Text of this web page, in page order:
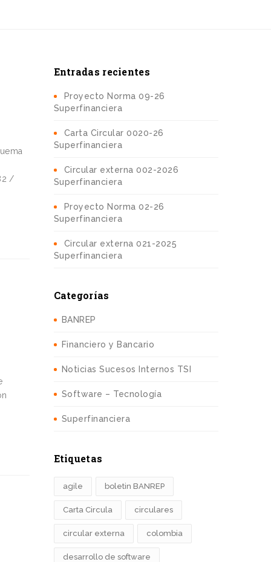
/
Entradas recientes
Proyecto Norma 09-26
Superfinanciera
Carta Circular 0020-26
Superfinanciera
Circular externa 002-2026
Superfinanciera
Proyecto Norma 02-26
Superfinanciera
Circular externa 021-2025
Superfinanciera
Categorías
BANREP
Financiero y Bancario
Noticias Sucesos Internos TSI
Software – Tecnología
Superfinanciera
Etiquetas
agile boletin BANREP
Carta Circula circulares
circular externa colombia
desarrollo de software